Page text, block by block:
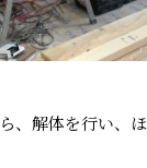
、解体を行い、